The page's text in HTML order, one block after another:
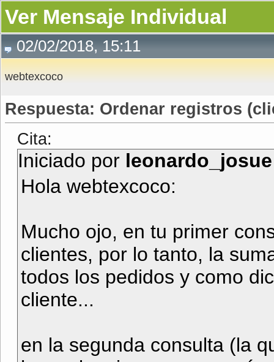
Ver Mensaje Individual
02/02/2018, 15:11
webtexcoco
Respuesta: Ordenar registros
Cita:
Iniciado por leonardo_josue
Hola webtexcoco:
Mucho ojo, en tu primer
clientes, por lo tanto, la
todos los pedidos y como
cliente...
en la segunda consulta (la